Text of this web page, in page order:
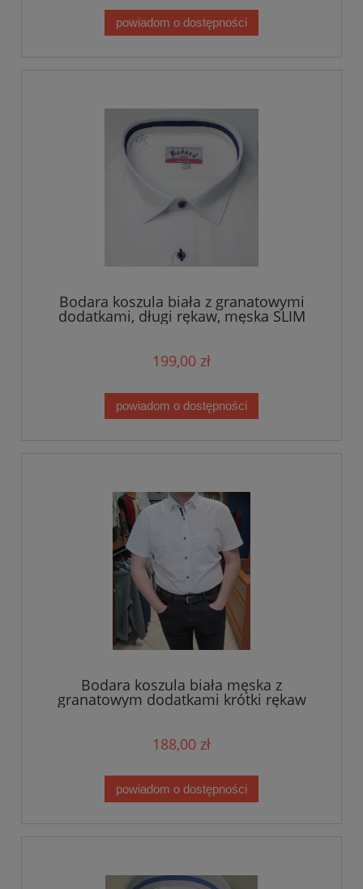
powiadom o dostępności
Bodara koszula biała z granatowymi
dodatkami, długi rękaw, męska SLIM
199,00 zł
powiadom o dostępności
Bodara koszula biała męska z
granatowym dodatkami krótki rękaw
188,00 zł
powiadom o dostępności